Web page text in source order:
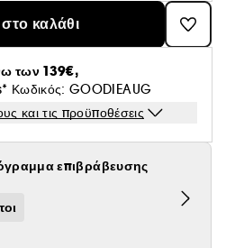
καλάθι
των 139€,
GOODIEAUG
και τις προϋποθέσεις
επιβράβευσης